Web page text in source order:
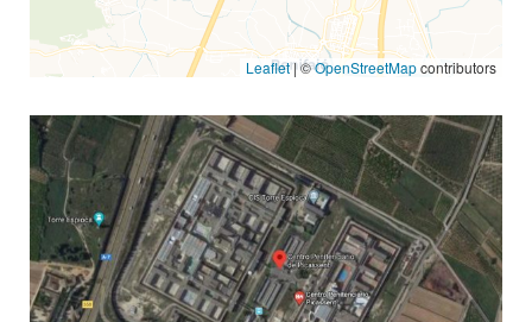
Leaflet| ©OpenStreetMapcontributors